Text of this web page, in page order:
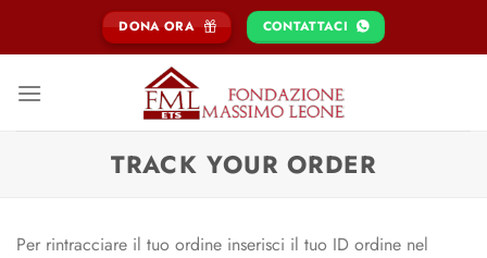
DONA ORA CONTATTACI
TRACK YOUR ORDER
Per rintracciare il tuo ordine inserisci il tuo ID ordine nel